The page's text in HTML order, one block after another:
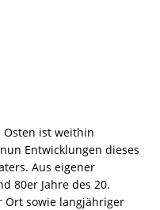
Osten ist weithin
Entwicklungen dieses
Aus eigener
80er Jahre des 20.
Ort sowie langjähriger